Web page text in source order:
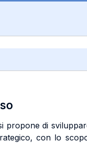
propone di
con lo